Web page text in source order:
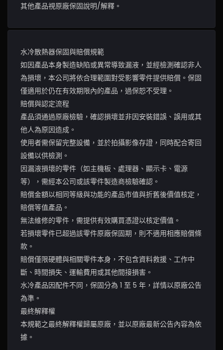
其他產品視原廠保固說明/解釋。
水冷散熱器保固與賠償規範
如因產品本身製造缺陷或異常導致漏液，並經檢測確認非人
為損壞，本公司將依合理範圍對受影響零件提供賠償。保固
僅適用於仍在有效期限內的產品，過保恕不受理。
賠償與認定流程
產品須通過原廠檢驗，確認損壞並非因安裝錯誤、誤用或其
他人為原因造成。
使用者需保留完整設備，並於拍攝影像存證，同時配合寄回
設備以供檢測。
因漏液損壞的零件（如主機板、處理器、顯示卡、電源
等），需經本公司或該零件製造商檢驗確認。
賠償金額以相同等級與功能的產品市值與折舊後價值核定，
賠償等值產品。
無法維修的零件，需提供有效購買憑證以核定價值。
若損壞零件已超過該零件原廠保固期，則不適用相應賠償條
款。
賠償僅限硬體與相關零件本身，不包含資料救援、工作中
斷、時間損失、運輸費用或其他間接損害。
水冷產品因配件不同，保固分為 1 至 5 年，詳情以原廠公告
為準。
最終解釋權
本規範之最終解釋權歸屬原廠，並以原廠最新公告內容為依
據。